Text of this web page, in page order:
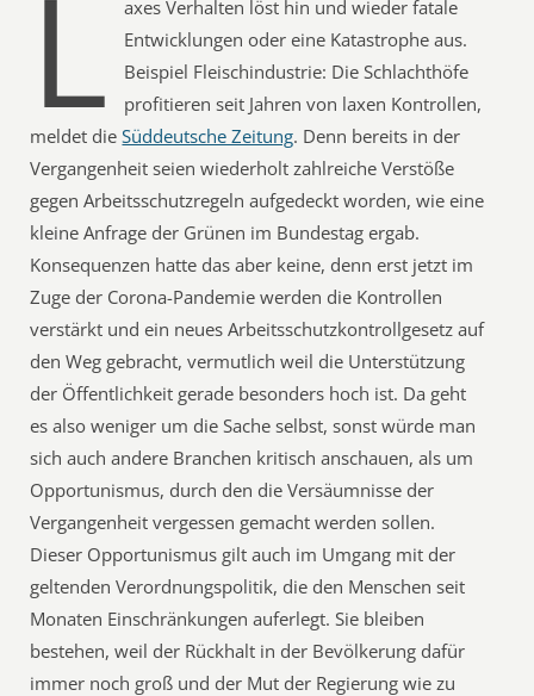
L
axes Verhalten löst hin und wieder fatale
Entwicklungen oder eine Katastrophe aus.
Beispiel Fleischindustrie: Die Schlachthöfe
profitieren seit Jahren von laxen Kontrollen,
meldet dieSüddeutsche Zeitung. Denn bereits in der
Vergangenheit seien wiederholt zahlreiche Verstöße
gegen Arbeitsschutzregeln aufgedeckt worden, wie eine
kleine Anfrage der Grünen im Bundestag ergab.
Konsequenzen hatte das aber keine, denn erst jetzt im
Zuge der Corona-Pandemie werden die Kontrollen
verstärkt und ein neues Arbeitsschutzkontrollgesetz auf
den Weg gebracht, vermutlich weil die Unterstützung
der Öffentlichkeit gerade besonders hoch ist. Da geht
es also weniger um die Sache selbst, sonst würde man
sich auch andere Branchen kritisch anschauen, als um
Opportunismus, durch den die Versäumnisse der
Vergangenheit vergessen gemacht werden sollen.
Dieser Opportunismus gilt auch im Umgang mit der
geltenden Verordnungspolitik, die den Menschen seit
Monaten Einschränkungen auferlegt. Sie bleiben
bestehen, weil der Rückhalt in der Bevölkerung dafür
immer noch groß und der Mut der Regierung wie zu